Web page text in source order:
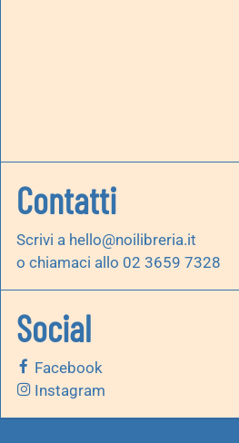
Contatti
Scrivi a hello@noilibreria.it
o chiamaci allo 02 3659 7328
Social
Facebook
Instagram